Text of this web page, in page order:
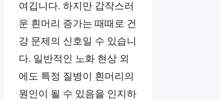
여깁니다. 하지만 갑작스러
운 흰머리 증가는 때때로 건
강 문제의 신호일 수 있습니
다. 일반적인 노화 현상 외
에도 특정 질병이 흰머리의
원인이 될 수 있음을 인지하